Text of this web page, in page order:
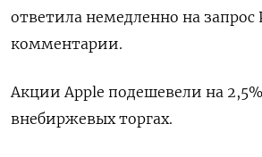
ответила немедленно на запрос
комментарии.
Акции Apple подешевели на
внебиржевых торгах.